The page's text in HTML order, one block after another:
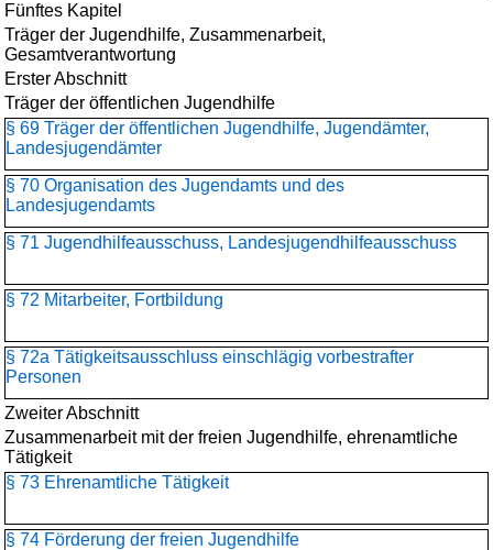
Fünftes Kapitel
Träger der Jugendhilfe, Zusammenarbeit,
Gesamtverantwortung
Erster Abschnitt
Träger der öffentlichen Jugendhilfe
§ 69 Träger der öffentlichen Jugendhilfe, Jugendämter,
Landesjugendämter
§ 70 Organisation des Jugendamts und des
Landesjugendamts
§ 71 Jugendhilfeausschuss, Landesjugendhilfeausschuss
§ 72 Mitarbeiter, Fortbildung
§ 72a Tätigkeitsausschluss einschlägig vorbestrafter
Personen
Zweiter Abschnitt
Zusammenarbeit mit der freien Jugendhilfe, ehrenamtliche
Tätigkeit
§ 73 Ehrenamtliche Tätigkeit
§ 74 Förderung der freien Jugendhilfe